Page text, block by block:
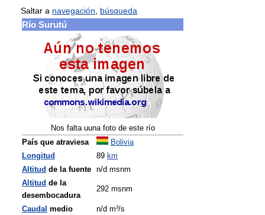
Saltar a navegación búsqueda
Río Surutú
Nos falta uuna foto de este río
País que atraviesa
Bolivia
Longitud
89 km
Altitud de la fuente
n/d msnm
Altitud de la
desembocadura
292 msnm
Caudal medio
n/d m³/s